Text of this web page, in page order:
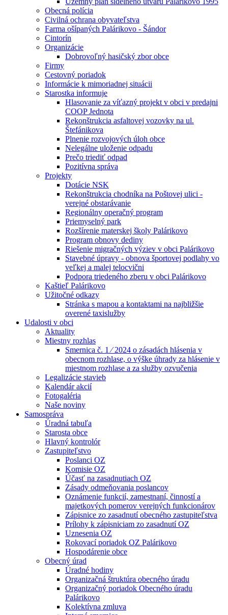
Obecná polícia
Civilná ochrana obyvateľstva
Farma ošípaných Palárikovo - Šándor
Cintorín
Organizácie
Dobrovoľný hasičský zbor obce
Firmy
Cestovný poriadok
Informácie k mimoriadnej situácii
Starostka informuje
Hlasovanie za víťazný projekt v obci v predajni
COOP Jednota
Rekonštrukcia asfaltovej vozovky na ul.
Štefánikova
Plnenie rozvojových úloh obce
Nelegálne uloženie odpadu
Prečo triediť odpad
Pozitívna správa
Projekty
Dotácie NSK
Rekonštrukcia chodníka na Poštovej ulici -
verejné obstarávanie
Regionálny operačný program
Priemyselný park
Rozšírenie materskej školy Palárikovo
Program obnovy dediny
Riešenie migračných výziev v obci Palárikovo
Stavebné úpravy - obnova športovej podlahy vo
veľkej a malej telocvični
Podpora triedeného zberu v obci Palárikovo
Kaštieľ Palárikovo
Užitočné odkazy
Stránka s mapou a kontaktami na najbližšie
overené taxislužby
Udalosti v obci
Aktuality
Miestny rozhlas
Smernica č. 1 ⁄ 2024 o zásadách hlásenia v
obecnom rozhlase, o výške úhrady za hlásenie v
miestnom rozhlase a za služby ozvučenia
Legalizácie stavieb
Kalendár akcií
Fotogaléria
Naše noviny
Samospráva
Úradná tabuľa
Starosta obce
Hlavný kontrolór
Zastupiteľstvo
Poslanci OZ
Komisie OZ
Účasť na zasadnutiach OZ
Zásady odmeňovania poslancov
Oznámenie funkcií, zamestnaní, činností a
majetkových pomerov verejných funkcionárov
Zápisnice zo zasadnutí obecného zastupiteľstva
Prílohy k zápisniciam zo zasadnutí OZ
Uznesenia OZ
Rokovací poriadok OZ Palárikovo
Hospodárenie obce
Obecný úrad
Úradné hodiny
Organizačná štruktúra obecného úradu
Organizačný poriadok Obecného úradu
Palárikovo
Kolektívna zmluva